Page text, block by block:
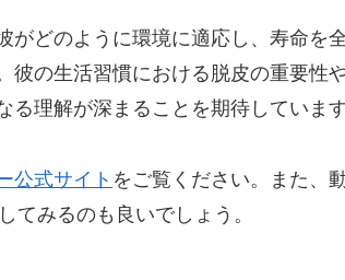
どのように環境に適応し、寿命を
彼の生活習慣における脱皮の重要性
理解が深まることを期待しています
公式サイト をご覧ください。また、
てみるのも良いでしょう。